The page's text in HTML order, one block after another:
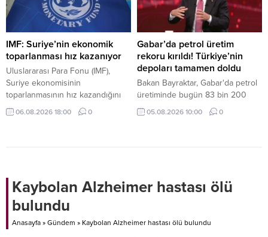
IMF: Suriye’nin ekonomik
toparlanması hız kazanıyor
Uluslararası Para Fonu (IMF),
Suriye ekonomisinin
toparlanmasının hız kazandığını
belirterek, bölgede devam eden
çatışmalara rağmen ekonominin
06.08.2026 18:00 0
Gabar’da petrol üretim
rekoru kırıldı! Türkiye’nin
depoları tamamen doldu
Bakan Bayraktar, Gabar'da petrol
üretiminde bugün 83 bin 200
varile ulaşılarak rekor kırıldığını
duyurdu. Depo kapasitesinin
05.08.2026 10:00 0
Kaybolan Alzheimer hastası ölü
bulundu
Anasayfa » Gündem » Kaybolan Alzheimer hastası ölü bulundu